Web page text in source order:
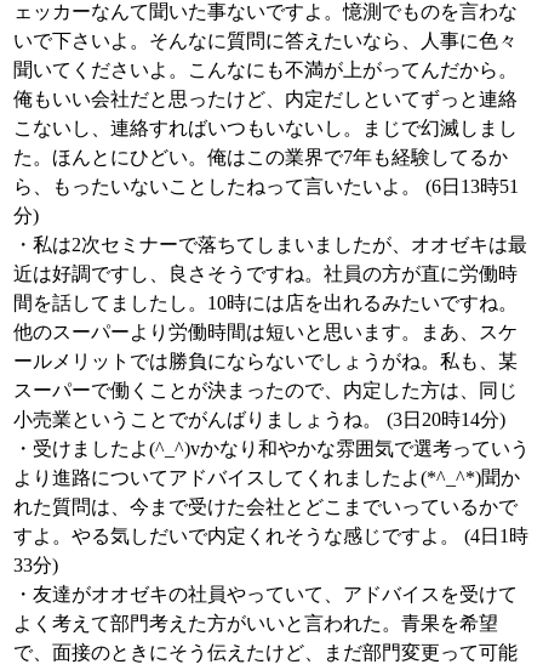
ェッカーなんて聞いた事ないですよ。憶測でものを言わな
いで下さいよ。そんなに質問に答えたいなら、人事に色々
聞いてくださいよ。こんなにも不満が上がってんだから。
俺もいい会社だと思ったけど、内定だしといてずっと連絡
こないし、連絡すればいつもいないし。まじで幻滅しまし
た。ほんとにひどい。俺はこの業界で7年も経験してるか
ら、もったいないことしたねって言いたいよ。 (6日13時51
分)
・私は2次セミナーで落ちてしまいましたが、オオゼキは最
近は好調ですし、良さそうですね。社員の方が直に労働時
間を話してましたし。10時には店を出れるみたいですね。
他のスーパーより労働時間は短いと思います。まあ、スケ
ールメリットでは勝負にならないでしょうがね。私も、某
スーパーで働くことが決まったので、内定した方は、同じ
小売業ということでがんばりましょうね。 (3日20時14分)
・受けましたよ(^_^)vかなり和やかな雰囲気で選考っていう
より進路についてアドバイスしてくれましたよ(*^_^*)聞か
れた質問は、今まで受けた会社とどこまでいっているかで
すよ。やる気しだいで内定くれそうな感じですよ。 (4日1時
33分)
・友達がオオゼキの社員やっていて、アドバイスを受けて
よく考えて部門考えた方がいいと言われた。青果を希望
で、面接のときにそう伝えたけど、まだ部門変更って可能